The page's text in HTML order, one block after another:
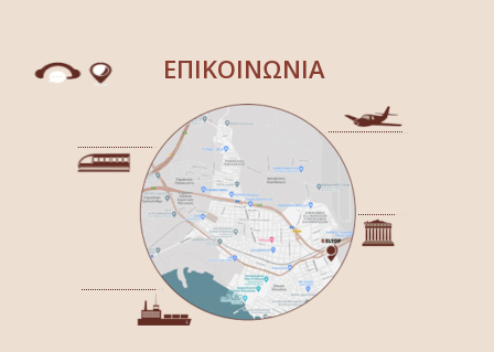
ΕΠΙΚΟΙΝΩΝΙΑ